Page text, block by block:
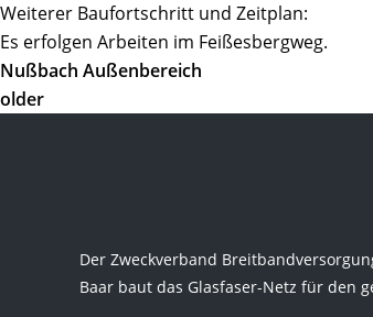
Weiterer Baufortschritt und Zeitplan:
Es erfolgen Arbeiten im Feißesbergweg.
Nußbach Außenbereich
older
Der Zweckverband
Baar baut das Glasfaser-Netz für den